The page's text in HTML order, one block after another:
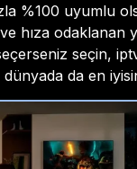
%100 uyumlu
hıza odaklanan
seçin,
dünyada da en